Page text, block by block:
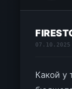
Какой у